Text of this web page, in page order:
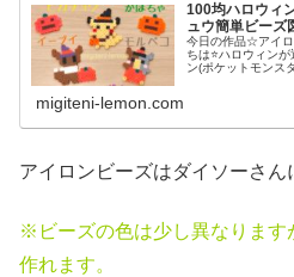
100均ハロウィ
ュウ簡単ビーズ
今日の作品☆アイ
ちは⭐ハロウィン
ン(ポケットモンス
migiteni-lemon.com
アイロンビーズはダイソーさ
※ビーズの色は少し異なります
作れます。